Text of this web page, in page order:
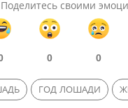
Поделитесь своими
0 0
ГОД ЛОШАДИ